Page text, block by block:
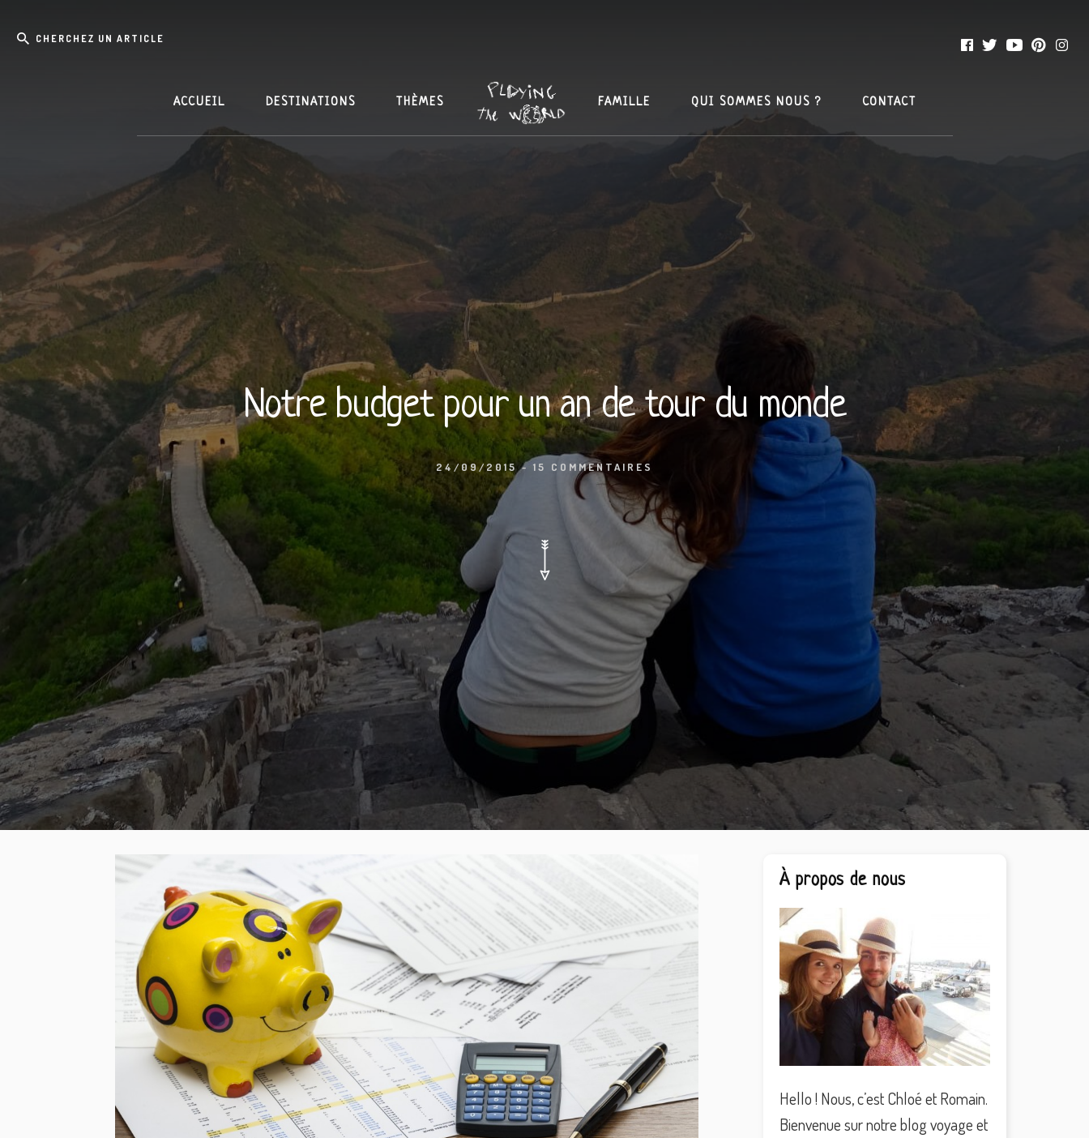
content
Cherchez
Notre budget pour un an de tour du monde
24/09/2015- 15 COMMENTAIRES
ACCUEIL DESTINATIONS THÈMES FAMILLE QUI SOMMES NOUS ? CONTACT
Barre
latérale
principale
À propos de nous
Hello ! Nous, c’est Chloé et Romain.
Bienvenue sur notre blog voyage et